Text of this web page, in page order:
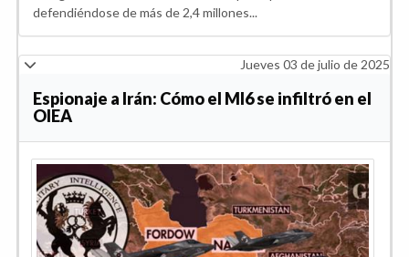
defendiéndose de más de 2,4 millones...
Jueves 03 de julio de 2025
Espionaje a Irán: Cómo el MI6 se infiltró en el
OIEA